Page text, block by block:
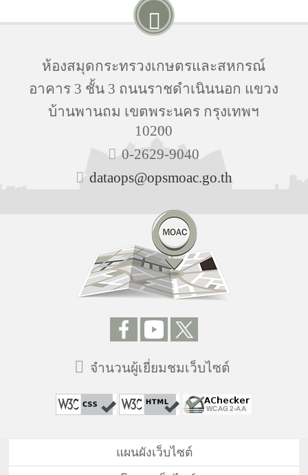
ห้องสมุดกระทรวงเกษตรและสหกรณ์
อาคาร 3 ชั้น 3 ถนนราชดำเนินนอก แขวง
บ้านพานถม เขตพระนคร กรุงเทพฯ
10200
0-2629-9040
dataops@opsmoac.go.th
จำนวนผู้เยี่ยมชมเว็บไซต์
แผนผังเว็บไซต์